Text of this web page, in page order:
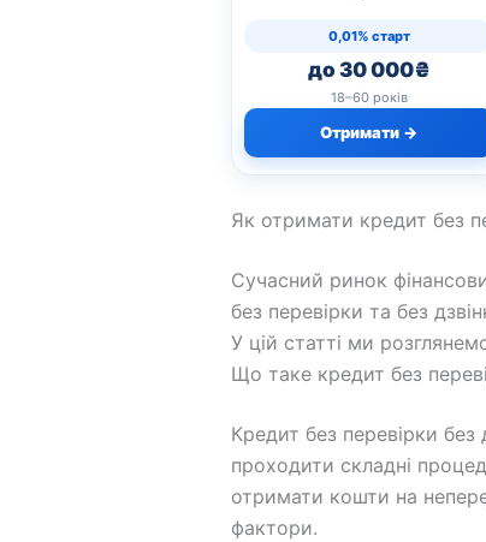
0,01% старт
до 30 000₴
18–60 років
Отримати →
Як отримати кредит без
Сучасний ринок
без перевірки та без
У цій статті ми
Що таке кредит без
Кредит без перевірки
проходити складні
отримати кошти на
фактори.